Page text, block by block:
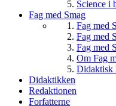
Science i
Fag med Smag
Fag med
Fag med
Fag med
Om Fag
Didaktisk
Didaktikken
Redaktionen
Forfatterne